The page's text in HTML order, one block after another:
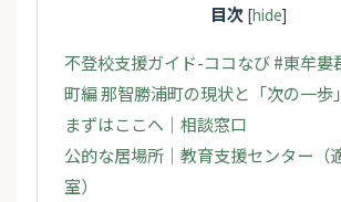
目次 [hide]
不登校支援ガイド-ココなび #東牟婁
町編 那智勝浦町の現状と「次の一歩」
まずはここへ｜相談窓口
公的な居場所｜教育支援センター（
室）